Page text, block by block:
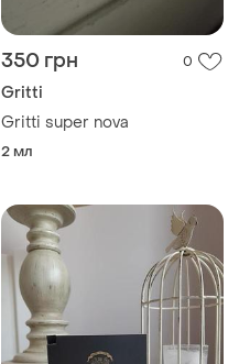
350 грн 0
Gritti
Gritti super nova
2 мл